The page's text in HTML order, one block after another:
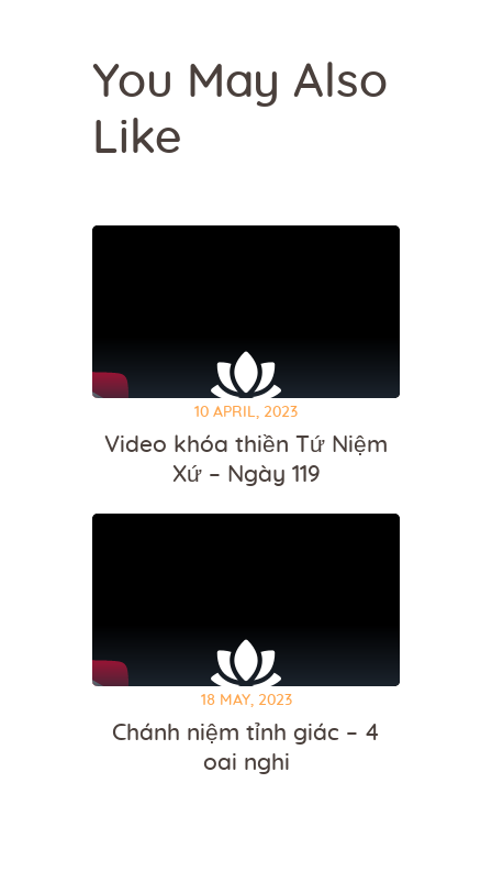
You May Also
Like
10 APRIL, 2023
Video khóa thiền Tứ Niệm
Xứ – Ngày 119
18 MAY, 2023
Chánh niệm tỉnh giác – 4
oai nghi